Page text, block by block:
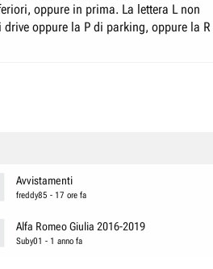
oppure in prima. La lettera L non
oppure la P di parking, oppure la R
Avvistamenti
freddy85 - 17 ore fa
Alfa Romeo Giulia 2016-2019
Suby01 - 1 anno fa